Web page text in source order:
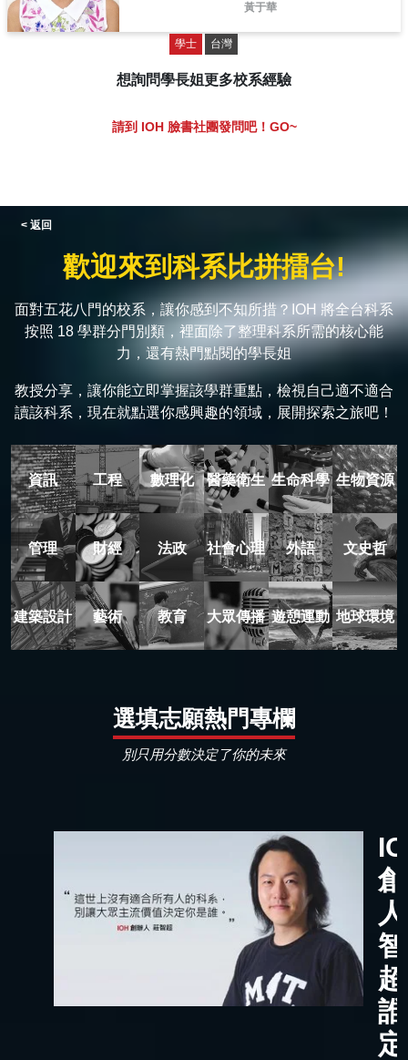
黃于華
學士 台灣
想詢問學長姐更多校系經驗
請到 IOH 臉書社團發問吧！GO~
< 返回
歡迎來到科系比拼擂台!
面對五花八門的校系，讓你感到不知所措？IOH 將全台科系
按照 18 學群分門別類，裡面除了整理科系所需的核心能
力，還有熱門點閱的學長姐
教授分享，讓你能立即掌握該學群重點，檢視自己適不適合
讀該科系，現在就點選你感興趣的領域，展開探索之旅吧！
資訊 工程 數理化 醫藥衛生 生命科學 生物資源
管理 財經 法政 社會心理 外語 文史哲
建築設計 藝術 教育 大眾傳播 遊憩運動 地球環境
選填志願熱門專欄
別只用分數決定了你的未來
智